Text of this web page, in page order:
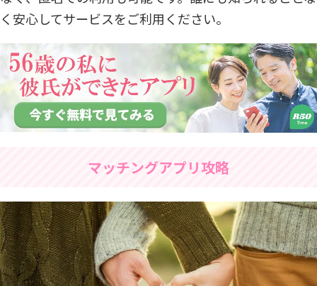
く安心してサービスをご利用ください。
マッチングアプリ攻略